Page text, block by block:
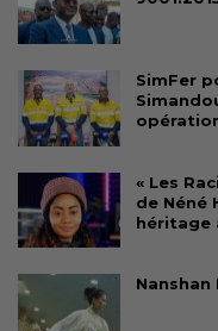
SimFer
« Les
de Néné
héritage